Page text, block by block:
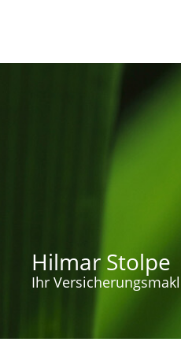
Hilmar Stolpe
Ihr